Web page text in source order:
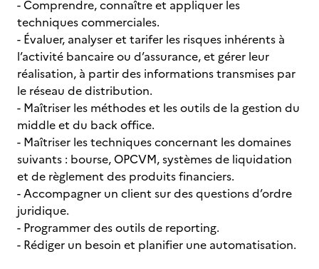
- Comprendre, connaître et appliquer les
techniques commerciales.
- Évaluer, analyser et tarifer les risques inhérents à
l’activité bancaire ou d’assurance, et gérer leur
réalisation, à partir des informations transmises par
le réseau de distribution.
- Maîtriser les méthodes et les outils de la gestion du
middle et du back office.
- Maîtriser les techniques concernant les domaines
suivants : bourse, OPCVM, systèmes de liquidation
et de règlement des produits financiers.
- Accompagner un client sur des questions d’ordre
juridique.
- Programmer des outils de reporting.
- Rédiger un besoin et planifier une automatisation.